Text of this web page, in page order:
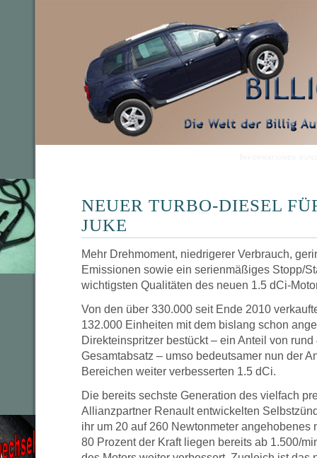
NEUER TURBO-DIESEL
JUKE
Mehr Drehmoment, niedrigerer Verbrauch,
Emissionen sowie ein serienmäßiges Stopp/
wichtigsten Qualitäten des neuen 1.5 dCi-
Von den über 330.000 seit Ende 2010
132.000 Einheiten mit dem bislang schon
Direkteinspritzer bestückt – ein Anteil von rund
Gesamtabsatz – umso bedeutsamer nun der
Bereichen weiter verbesserten 1.5 dCi.
Die bereits sechste Generation des vielfach
Allianzpartner Renault entwickelten
ihr um 20 auf 260 Newtonmeter angehobenes
80 Prozent der Kraft liegen bereits ab 1.500/